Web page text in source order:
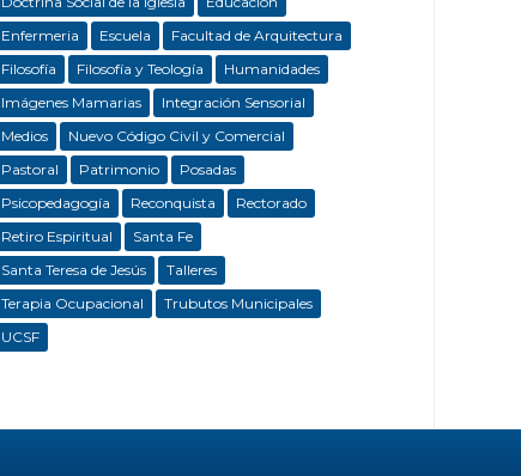
Enfermeria
Escuela
Facultad de Arquitectura
Filosofía
Filosofía y Teología
Humanidades
Imágenes Mamarias
Integración Sensorial
Medios
Nuevo Código Civil y Comercial
Pastoral
Patrimonio
Posadas
Psicopedagogía
Reconquista
Rectorado
Retiro Espiritual
Santa Fe
Santa Teresa de Jesús
Talleres
Terapia Ocupacional
Trubutos Municipales
UCSF